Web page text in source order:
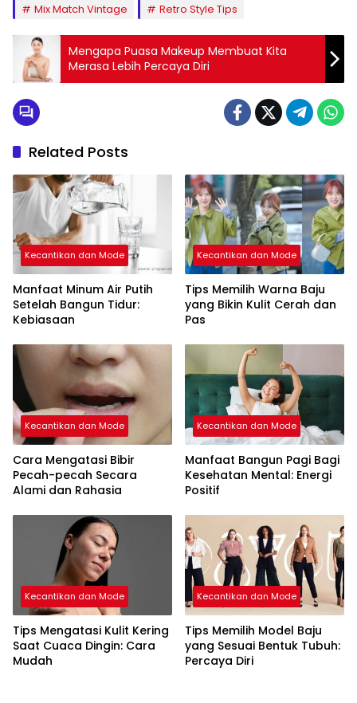
Mix Match Vintage Retro Style Tips
Mengapa Puasa Makeup Membuat Kita
Merasa Lebih Percaya Diri
Related Posts
Kecantikan dan Mode
Manfaat Minum Air Putih
Setelah Bangun Tidur:
Kebiasaan
Kecantikan dan Mode
Tips Memilih Warna Baju
yang Bikin Kulit Cerah dan
Pas
Kecantikan dan Mode
Cara Mengatasi Bibir
Pecah-pecah Secara
Alami dan Rahasia
Kecantikan dan Mode
Manfaat Bangun Pagi Bagi
Kesehatan Mental: Energi
Positif
Kecantikan dan Mode
Tips Mengatasi Kulit Kering
Saat Cuaca Dingin: Cara
Mudah
Kecantikan dan Mode
Tips Memilih Model Baju
yang Sesuai Bentuk Tubuh:
Percaya Diri